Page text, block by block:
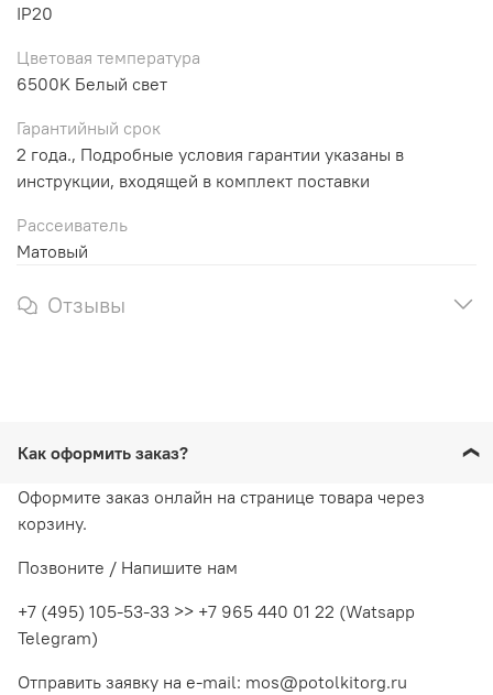
IP20
Цветовая температура
6500K Белый свет
Гарантийный срок
2 года., Подробные условия гарантии указаны в
инструкции, входящей в комплект поставки
Рассеиватель
Матовый
Отзывы
Как оформить заказ?
Оформите заказ онлайн на странице товара через
корзину.
Позвоните / Напишите нам
+7 (495) 105-53-33 >> +7 965 440 01 22 (Watsapp
Telegram)
Отправить заявку на e-mail: mos@potolkitorg.ru